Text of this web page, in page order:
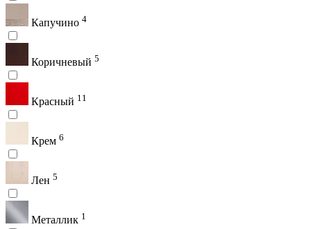
Капучино 4
Коричневый 5
Красный 11
Крем 6
Лен 5
Металлик 1